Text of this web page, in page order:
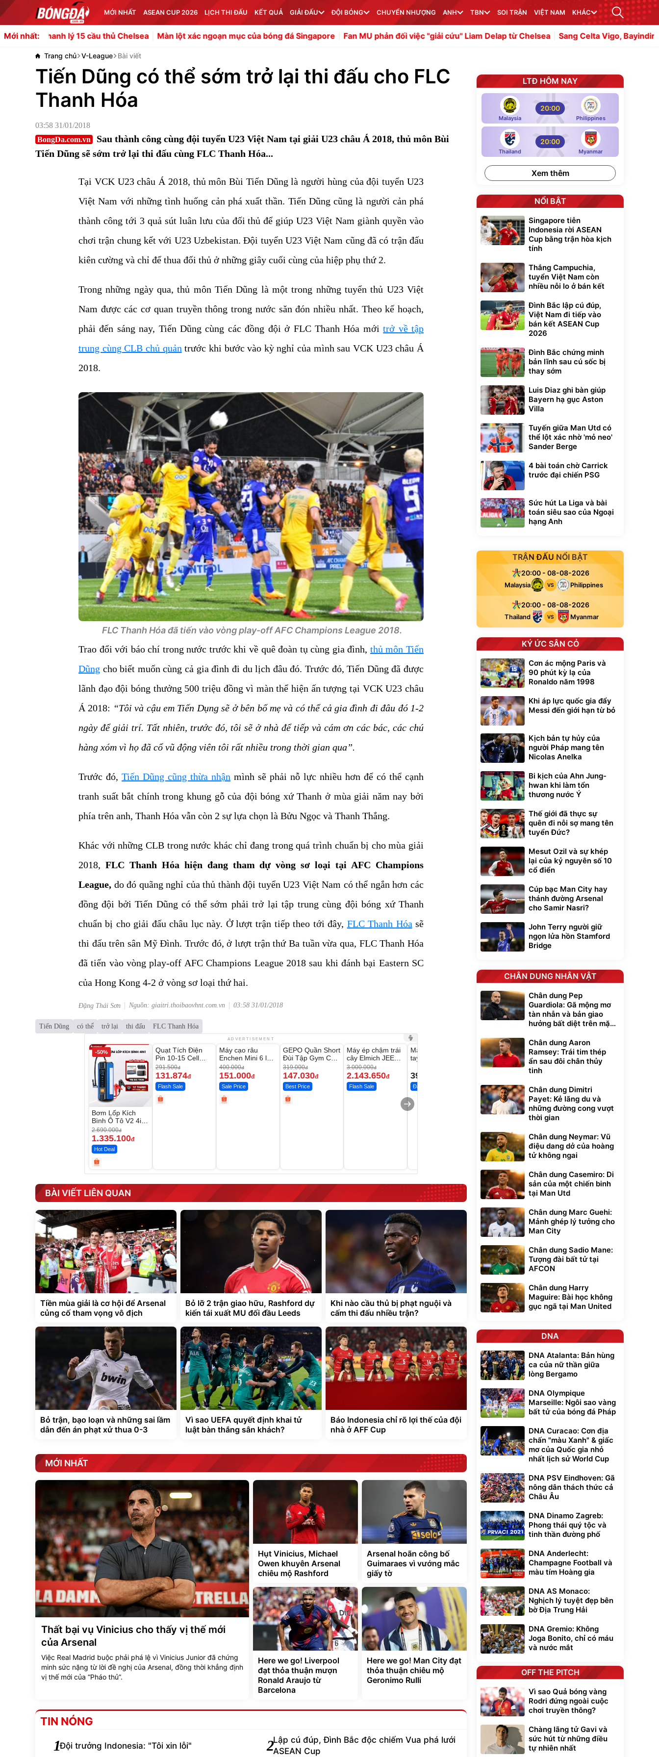
MỚI NHẤT ASEAN CUP 2026 LỊCH THI ĐẤU KẾT QUẢ GIẢI ĐẤU ĐỘI BÓNG CHUYỂN NHƯỢNG ANH TBN SOI TRẬN VIỆT NAM KHÁC
Mới nhất:
lý 15 cầu thủ Chelsea Màn lột xác ngoạn mục của bóng đá Singapore Fan MU phản đối việc "giải cứu" Liam Delap từ Chelsea Sang Celta Vigo, Bayindir hẹn ngày gặp
Trang chủ V-League Bài viết
Tiến Dũng có thể sớm trở lại thi đấu cho FLC
Thanh Hóa
03:58 31/01/2018
BongDa.com.vn
Sau thành công cùng đội tuyển U23 Việt Nam tại giải U23 châu Á 2018, thủ môn Bùi
Tiến Dũng sẽ sớm trở lại thi đấu cùng FLC Thanh Hóa...
Tại VCK U23 châu Á 2018, thủ môn Bùi Tiến Dũng là người hùng của đội tuyển U23
Việt Nam với những tình huống cản phá xuất thần. Tiến Dũng cũng là người cản phá
thành công tới 3 quả sút luân lưu của đối thủ để giúp U23 Việt Nam giành quyền vào
chơi trận chung kết với U23 Uzbekistan. Đội tuyển U23 Việt Nam cũng đã có trận đấu
kiên cường và chỉ để thua đối thủ ở những giây cuối cùng của hiệp phụ thứ 2.
Trong những ngày qua, thủ môn Tiến Dũng là một trong những tuyển thủ U23 Việt
Nam được các cơ quan truyền thông trong nước săn đón nhiều nhất. Theo kế hoạch,
phải đến sáng nay, Tiến Dũng cùng các đồng đội ở FLC Thanh Hóa mớitrở về tập
trung cùng CLB chủ quản trước khi bước vào kỳ nghỉ của mình sau VCK U23 châu Á
2018.
FLC Thanh Hóa đã tiến vào vòng play-off AFC Champions League 2018.
Trao đổi với báo chí trong nước trước khi về quê đoàn tụ cùng gia đình, thủ môn Tiến
Dũng cho biết muốn cùng cả gia đình đi du lịch đâu đó. Trước đó, Tiến Dũng đã được
lãnh đạo đội bóng thưởng 500 triệu đồng vì màn thể hiện ấn tượng tại VCK U23 châu
Á 2018: “Tôi và cậu em Tiến Dụng sẽ ở bên bố mẹ và có thể cả gia đình đi đâu đó 1-2
ngày để giải trí. Tất nhiên, trước đó, tôi sẽ ở nhà để tiếp và cám ơn các bác, các chú
hàng xóm vì họ đã cổ vũ động viên tôi rất nhiều trong thời gian qua”.
Trước đó, Tiến Dũng cũng thừa nhận mình sẽ phải nỗ lực nhiều hơn để có thể cạnh
tranh suất bắt chính trong khung gỗ của đội bóng xứ Thanh ở mùa giải năm nay bởi
phía trên anh, Thanh Hóa vẫn còn 2 sự lựa chọn là Bửu Ngọc và Thanh Thắng.
Khác với những CLB trong nước khác chỉ đang trong quá trình chuẩn bị cho mùa giải
2018, FLC Thanh Hóa hiện đang tham dự vòng sơ loại tại AFC Champions
League, do đó quãng nghỉ của thủ thành đội tuyển U23 Việt Nam có thể ngắn hơn các
đồng đội bởi Tiến Dũng có thể sớm phải trở lại tập trung cùng đội bóng xứ Thanh
chuẩn bị cho giải đấu châu lục này. Ở lượt trận tiếp theo tới đây, FLC Thanh Hóa sẽ
thi đấu trên sân Mỹ Đình. Trước đó, ở lượt trận thứ Ba tuần vừa qua, FLC Thanh Hóa
đã tiến vào vòng play-off AFC Champions League 2018 sau khi đánh bại Eastern SC
của Hong Kong 4-2 ở vòng sơ loại thứ hai.
Đặng Thái Sơn Nguồn: giaitri.thoibaovhnt.com.vn 03:58 31/01/2018
Tiến Dũng có thể trở lại thi đấu FLC Thanh Hóa
ADVERTISEMENT
-50%
Bơm Lốp Kích
Bình Ô Tô V2 4in1
MEDICAR –
12.000mAh
2.690.000đ
1.335.100đ
Hot Deal
-54%
Quạt Tích Điện
Pin 10-15 Cell
Dùng Liên Tục 4-
8H
291.500đ
131.874đ
Flash Sale
-62%
Unmute
Máy cạo râu
Enchen Mini 6 lưỡi
dao kép mỏng
400.000đ
151.000đ
Sale Price
-53%
GEPO Quần Short
Đùi Tập Gym Cạp
Cao Lưng
319.000đ
147.030đ
Best Price
-28%
Máy ép chậm trái
cây Elmich JEE
1855OL
3.000.000đ
2.143.650đ
Flash Sale
Máy rửa xe cầm
tay xịt rửa cao áp
399.000
Đã bán nhiều
Bạt phủ xe ô tô
325.000đ
Đã bán nhiều
Xe đạp điện trợ
lực G-Force C14
tiện lợi
7.092.000đ
Đang xem nhiều
G-FORCE VIETNA
BÀI VIẾT LIÊN QUAN
Tiền mùa giải là cơ hội để Arsenal
củng cố tham vọng vô địch
Bỏ lỡ 2 trận giao hữu, Rashford dự
kiến tái xuất MU đối đầu Leeds
Khi nào cầu thủ bị phạt nguội và
cấm thi đấu nhiều trận?
Bỏ trận, bạo loạn và những sai lầm
dẫn đến án phạt xử thua 0-3
Vì sao UEFA quyết định khai tử
luật bàn thắng sân khách?
Báo Indonesia chỉ rõ lợi thế của đội
nhà ở AFF Cup
MỚI NHẤT
Thất bại vụ Vinicius cho thấy vị thế mới
của Arsenal
Việc Real Madrid buộc phải phá lệ vì Vinicius Junior đã chứng
minh sức nặng từ lời đề nghị của Arsenal, đồng thời khẳng định
vị thế mới của “Pháo thủ”.
Hụt Vinicius, Michael
Owen khuyên Arsenal
chiêu mộ Rashford
Arsenal hoãn công bố
Guimaraes vì vướng mắc
giấy tờ
Here we go! Liverpool
đạt thỏa thuận mượn
Ronald Araujo từ
Barcelona
Here we go! Man City đạt
thỏa thuận chiêu mộ
Geronimo Rulli
TIN NÓNG
1Đội trưởng Indonesia: "Tôi xin lỗi" 2Lập cú đúp, Đình Bắc độc chiếm Vua phá lưới
ASEAN Cup
LTĐ HÔM NAY
Malaysia
20:00
Philippines
Thailand
20:00
Myanmar
Xem thêm
NỔI BẬT
Singapore tiễn
Indonesia rời ASEAN
Cup bằng trận hòa kịch
tính
Thắng Campuchia,
tuyển Việt Nam còn
nhiều nỗi lo ở bán kết
Đình Bắc lập cú đúp,
Việt Nam đi tiếp vào
bán kết ASEAN Cup
2026
Đình Bắc chứng minh
bản lĩnh sau cú sốc bị
thay sớm
Luis Diaz ghi bàn giúp
Bayern hạ gục Aston
Villa
Tuyến giữa Man Utd có
thể lột xác nhờ 'mỏ neo'
Sander Berge
4 bài toán chờ Carrick
trước đại chiến PSG
Sức hút La Liga và bài
toán siêu sao của Ngoại
hạng Anh
TRẬN ĐẤU NỔI BẬT
20:00 - 08-08-2026
Malaysia VS Philippines
20:00 - 08-08-2026
Thailand VS Myanmar
KÝ ỨC SÂN CỎ
Cơn ác mộng Paris và
90 phút kỳ lạ của
Ronaldo năm 1998
Khi áp lực quốc gia đẩy
Messi đến giới hạn từ bỏ
Kịch bản tự hủy của
người Pháp mang tên
Nicolas Anelka
Bi kịch của Ahn Jung-
hwan khi làm tổn
thương nước Ý
Thế giới đã thực sự
quên đi nỗi sợ mang tên
tuyển Đức?
Mesut Ozil và sự khép
lại của kỷ nguyên số 10
cổ điển
Cúp bạc Man City hay
thánh đường Arsenal
cho Samir Nasri?
John Terry người giữ
ngọn lửa hồn Stamford
Bridge
CHÂN DUNG NHÂN VẬT
Chân dung Pep
Guardiola: Gã mộng mơ
tàn nhẫn và bản giao
hưởng bất diệt trên mặt
Chân dung Aaron
Ramsey: Trái tim thép
ẩn sau đôi chân thủy
tinh
Chân dung Dimitri
Payet: Kẻ lãng du và
những đường cong vượt
thời gian
Chân dung Neymar: Vũ
điệu dang dở của hoàng
tử không ngai
Chân dung Casemiro: Di
sản của một chiến binh
tại Man Utd
Chân dung Marc Guehi:
Mảnh ghép lý tưởng cho
Man City
Chân dung Sadio Mane:
Tượng đài bất tử tại
AFCON
Chân dung Harry
Maguire: Bài học không
gục ngã tại Man United
DNA
DNA Atalanta: Bản hùng
ca của nữ thần giữa
lòng Bergamo
DNA Olympique
Marseille: Ngôi sao vàng
bất tử của bóng đá Pháp
DNA Curacao: Cơn địa
chấn "màu Xanh" & giấc
mơ của Quốc gia nhỏ
nhất lịch sử World Cup
DNA PSV Eindhoven: Gã
nông dân thách thức cả
Châu Âu
DNA Dinamo Zagreb:
Phong thái quý tộc và
tinh thần đường phố
DNA Anderlecht:
Champagne Football và
màu tím Hoàng gia
DNA AS Monaco:
Nghịch lý tuyệt đẹp bên
bờ Địa Trung Hải
DNA Gremio: Không
Joga Bonito, chỉ có máu
và nước mắt
OFF THE PITCH
Vì sao Quả bóng vàng
Rodri đứng ngoài cuộc
chơi truyền thông?
Chàng lãng tử Gavi và
sức hút từ những điều
tự nhiên nhất